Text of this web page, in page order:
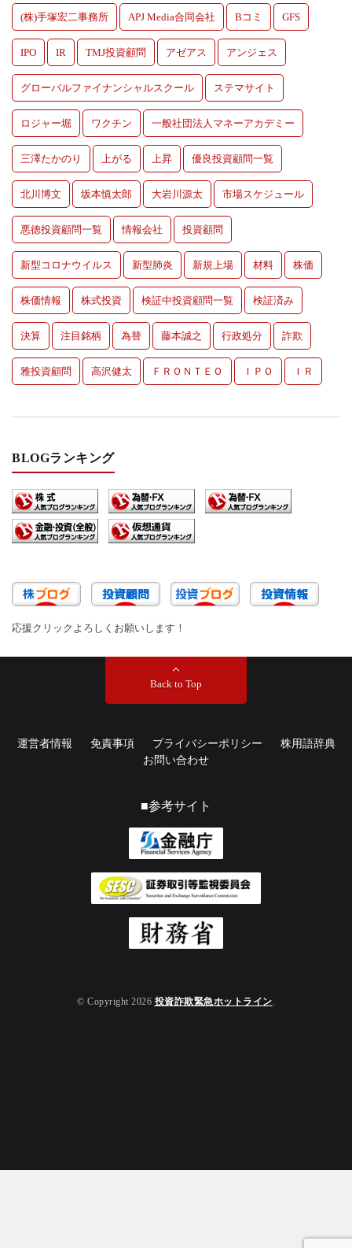
(株)手塚宏二事務所 APJ Media合同会社 Bコミ GFS
IPO IR TMJ投資顧問 アゼアス アンジェス
グローバルファイナンシャルスクール ステマサイト
ロジャー堀 ワクチン 一般社団法人マネーアカデミー
三澤たかのり 上がる 上昇 優良投資顧問一覧
北川博文 坂本慎太郎 大岩川源太 市場スケジュール
悪徳投資顧問一覧 情報会社 投資顧問
新型コロナウイルス 新型肺炎 新規上場 材料 株価
株価情報 株式投資 検証中投資顧問一覧 検証済み
決算 注目銘柄 為替 藤本誠之 行政処分 詐欺
雅投資顧問 高沢健太 ＦＲＯＮＴＥＯ ＩＰＯ ＩＲ
BLOGランキング
応援クリックよろしくお願いします！
Back to Top
運営者情報 免責事項 プライバシーポリシー
株用語辞典
お問い合わせ
■参考サイト
© Copyright 2026 投資詐欺緊急ホットライン.